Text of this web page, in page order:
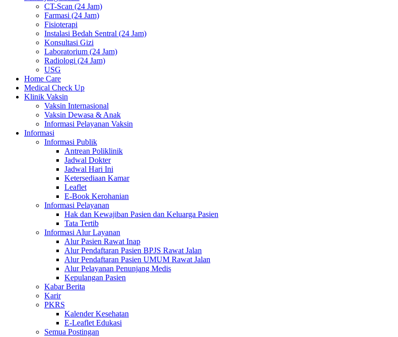
CT-Scan (24 Jam)
Farmasi (24 Jam)
Fisioterapi
Instalasi Bedah Sentral (24 Jam)
Konsultasi Gizi
Laboratorium (24 Jam)
Radiologi (24 Jam)
USG
Home Care
Medical Check Up
Klinik Vaksin
Vaksin Internasional
Vaksin Dewasa & Anak
Informasi Pelayanan Vaksin
Informasi
Informasi Publik
Antrean Poliklinik
Jadwal Dokter
Jadwal Hari Ini
Ketersediaan Kamar
Leaflet
E-Book Kerohanian
Informasi Pelayanan
Hak dan Kewajiban Pasien dan Keluarga Pasien
Tata Tertib
Informasi Alur Layanan
Alur Pasien Rawat Inap
Alur Pendaftaran Pasien BPJS Rawat Jalan
Alur Pendaftaran Pasien UMUM Rawat Jalan
Alur Pelayanan Penunjang Medis
Kepulangan Pasien
Kabar Berita
Karir
PKRS
Kalender Kesehatan
E-Leaflet Edukasi
Semua Postingan